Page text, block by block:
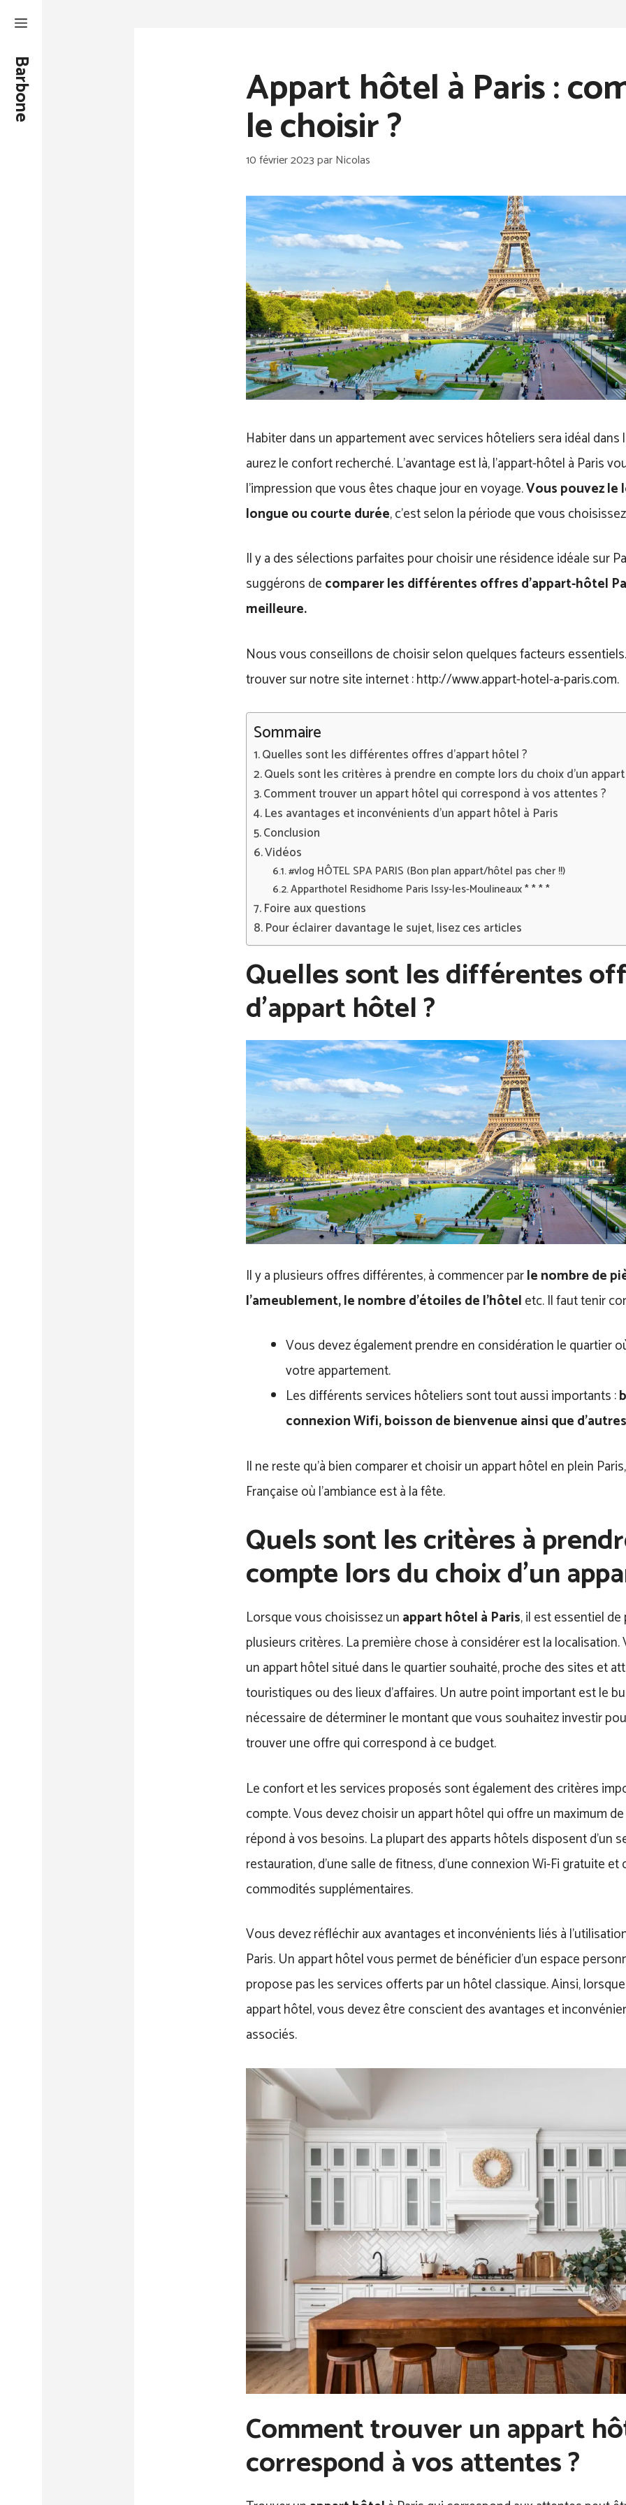
Barbone Appart hôtel à Paris :
le choisir ?
10 février 2023parNicolas
Habiter dans un appartement avec services hôteliers sera idéal
aurez le confort recherché. L’avantage est là, l’appart-hôtel à Paris
l’impression que vous êtes chaque jour en voyage.Vous pouvez le
longue ou courte durée, c’est selon la période que vous
Il y a des sélections parfaites pour choisir une résidence idéale sur
suggérons decomparer les différentes offres d’appart-hôtel
meilleure.
Nous vous conseillons de choisir selon quelques facteurs
trouver sur notre site internet : http://www.appart-hotel-a-paris.com.
Sommaire
Quelles sont les différentes offres d’appart hôtel ?
Quels sont les critères à prendre en compte lors du choix d’un
Comment trouver un appart hôtel qui correspond à vos attentes ?
Les avantages et inconvénients d’un appart hôtel à Paris
Conclusion
Vidéos
#vlog HÔTEL SPA PARIS (Bon plan appart/hôtel pas cher !!)
Apparthotel Residhome Paris Issy-les-Moulineaux * * * *
Foire aux questions
Pour éclairer davantage le sujet, lisez ces articles
Quelles sont les différentes
d’appart hôtel ?
Il y a plusieurs offres différentes, à commencer parle nombre de
l’ameublement, le nombre d’étoiles de l’hôteletc. Il faut tenir
Vous devez également prendre en considération le quartier
votre appartement.
Les différents services hôteliers sont tout aussi importants :
connexion Wifi, boisson de bienvenue ainsi que
Il ne reste qu’à bien comparer et choisir un appart hôtel en plein
Française où l’ambiance est à la fête.
Quels sont les critères à
compte lors du choix d’un
Lorsque vous choisissez unappart hôtel à Paris, il est essentiel
plusieurs critères. La première chose à considérer est la
un appart hôtel situé dans le quartier souhaité, proche des sites et
touristiques ou des lieux d’affaires. Un autre point important est le
nécessaire de déterminer le montant que vous souhaitez investir
trouver une offre qui correspond à ce budget.
Le confort et les services proposés sont également des critères
compte. Vous devez choisir un appart hôtel qui offre un maximum
répond à vos besoins. La plupart des apparts hôtels disposent d’un
restauration, d’une salle de fitness, d’une connexion Wi-Fi gratuite et
commodités supplémentaires.
Vous devez réfléchir aux avantages et inconvénients liés à
Paris. Un appart hôtel vous permet de bénéficier d’un espace
propose pas les services offerts par un hôtel classique. Ainsi,
appart hôtel, vous devez être conscient des avantages et
associés.
Comment trouver un appart
correspond à vos attentes ?